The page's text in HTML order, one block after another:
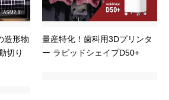
造形物
切り
量産特化！歯科用3Dプリンタ
ー ラピッドシェイプD50+